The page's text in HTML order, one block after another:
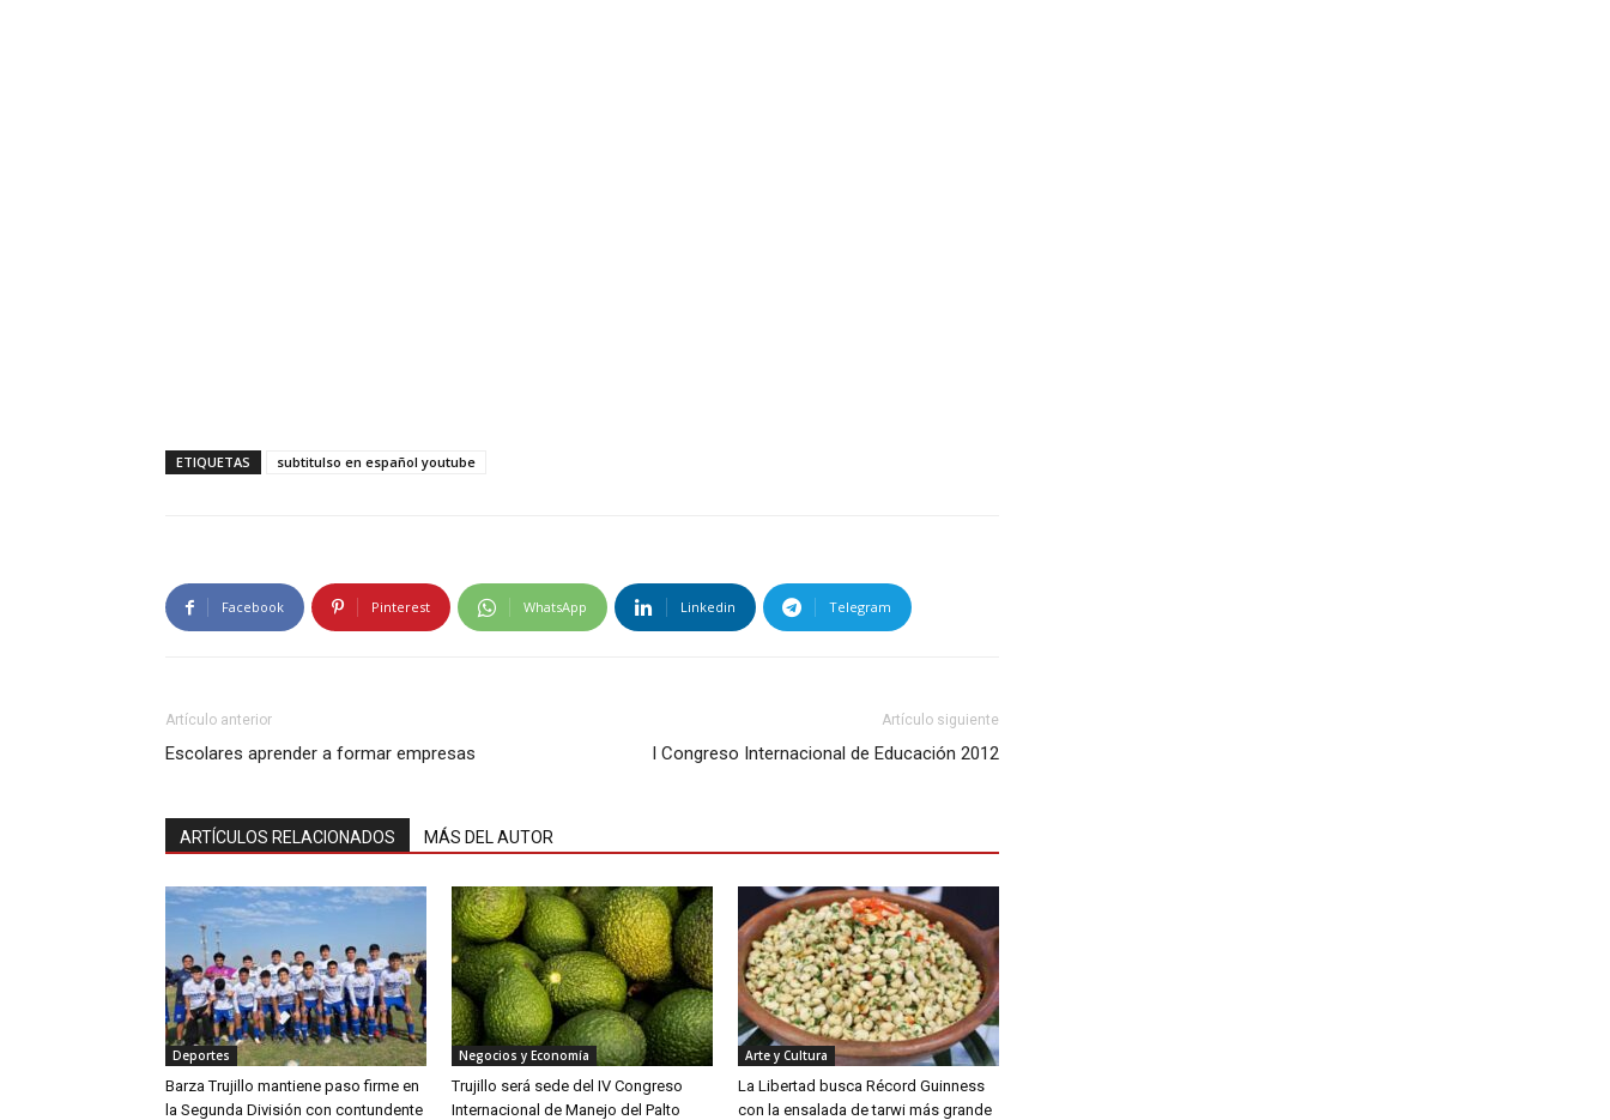
ETIQUETAS subtitulso en español youtube
Facebook Pinterest WhatsApp Linkedin Telegram
Artículo anterior
Escolares aprender a formar empresas
Artículo siguiente
I Congreso Internacional de Educación 2012
ARTÍCULOS RELACIONADOS MÁS DEL AUTOR
Deportes
Barza Trujillo mantiene paso firme en
la Segunda División con contundente
Negocios y Economía
Trujillo será sede del IV Congreso
Internacional de Manejo del Palto
Arte y Cultura
La Libertad busca Récord Guinness
con la ensalada de tarwi más grande